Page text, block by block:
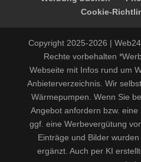
Cookie-
Copyright 2025-2026 |
Rechte vorbehalten
Webseite mit Infos rund um
Anbieterverzeichnis. Wir
Wärmepumpen. Wenn Sie
Angebot anfordern bzw.
ggf. eine Werbevergütung
Einträge und Bilder
ergänzt. Auch per KI